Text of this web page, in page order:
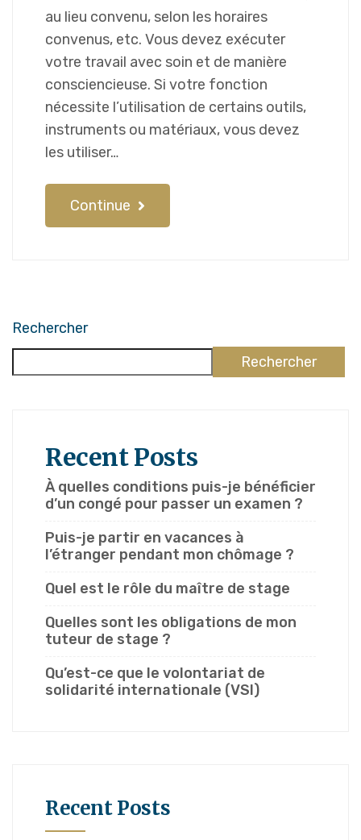
au lieu convenu, selon les horaires
convenus, etc. Vous devez exécuter
votre travail avec soin et de manière
consciencieuse. Si votre fonction
nécessite l’utilisation de certains outils,
instruments ou matériaux, vous devez
les utiliser…
Continue
Rechercher
Rechercher
Recent Posts
À quelles conditions puis-je bénéficier
d’un congé pour passer un examen ?
Puis-je partir en vacances à
l’étranger pendant mon chômage ?
Quel est le rôle du maître de stage
Quelles sont les obligations de mon
tuteur de stage ?
Qu’est-ce que le volontariat de
solidarité internationale (VSI)
Recent Posts